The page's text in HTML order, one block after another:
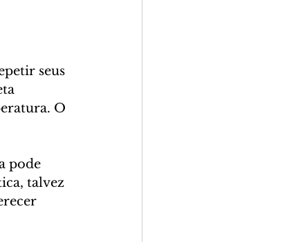
seus
O
pode
talvez